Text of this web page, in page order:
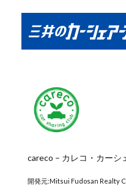
careco – カレコ・カーシ
開発元:Mitsui Fudosan Realty